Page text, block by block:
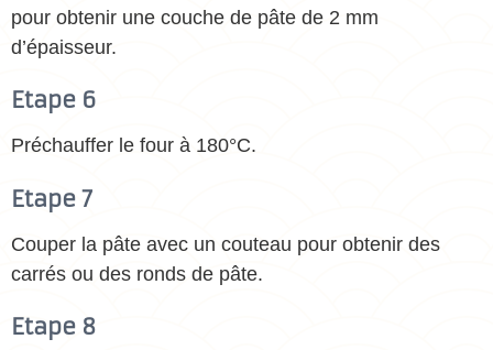
pour obtenir une couche de pâte de 2 mm
d’épaisseur.
Etape 6
Préchauffer le four à 180°C.
Etape 7
Couper la pâte avec un couteau pour obtenir des
carrés ou des ronds de pâte.
Etape 8